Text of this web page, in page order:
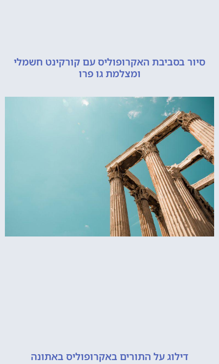
בסביבת האקרופוליס עם קורקינט חשמלי
ומצלמת גו פרו
דילוג על התורים באקרופוליס באתונה